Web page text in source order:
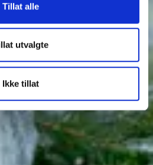
Tillat alle
utvalgte
Ikke tillat